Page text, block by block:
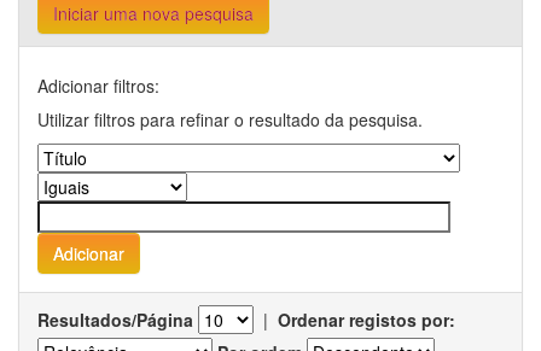
Iniciar uma nova pesquisa
Adicionar filtros:
Utilizar filtros para refinar o resultado da pesquisa.
Resultados/Página | Ordenar registos por: